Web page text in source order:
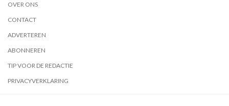
OVER ONS
CONTACT
ADVERTEREN
ABONNEREN
TIP VOOR DE REDACTIE
PRIVACYVERKLARING